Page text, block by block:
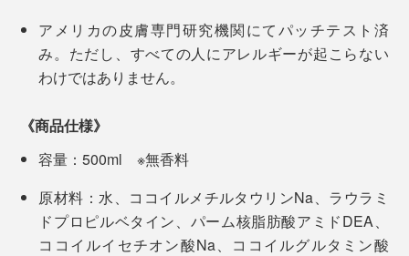
写真のブラシは『 Jam Label（ジャムレーベル）スカルプブラシ』
シャンプーが大変な人、乾燥肌でお風呂後のケアが大変
な人、大人からお子さんまで、男女問わず、ぜひ使って
ほしい心地よさです。
アメリカの皮膚専門研究機関にてパッチテスト済
み。ただし、すべての人にアレルギーが起こらない
わけではありません。
《商品仕様》
容量：500ml ※無香料
原材料：水、ココイルメチルタウリンNa、ラウラミ
ドプロピルベタイン、パーム核脂肪酸アミドDEA、
ココイルイセチオン酸Na、ココイルグルタミン酸